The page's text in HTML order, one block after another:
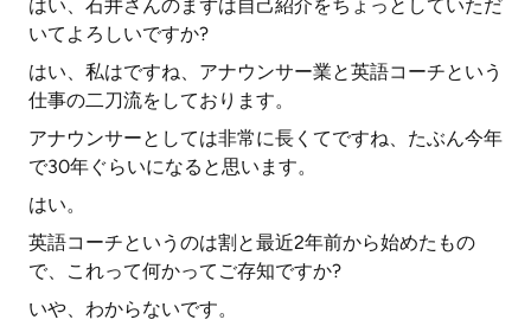
はい、石井さんのまずは自己紹介をちょっとしていただ
いてよろしいですか?
はい、私はですね、アナウンサー業と英語コーチという
仕事の二刀流をしております。
アナウンサーとしては非常に長くてですね、たぶん今年
で30年ぐらいになると思います。
はい。
英語コーチというのは割と最近2年前から始めたもの
で、これって何かってご存知ですか?
いや、わからないです。